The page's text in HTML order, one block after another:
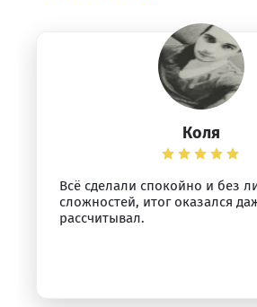
Коля
Всё сделали спокойно и без
сложностей, итог оказался
рассчитывал.